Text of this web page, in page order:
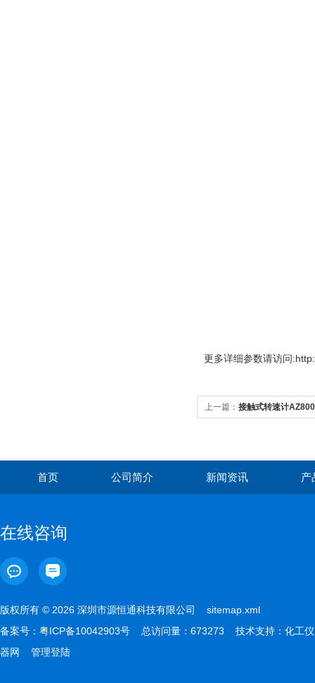
更多详细参数请访问
上一篇： 接触式转速计
首页 公司简介 新闻资讯 产
在线咨询
版权所有 © 2026 深圳市源恒通科技有限公司 sitemap.xml
备案号： 粤ICP备10042903号 总访问量：673273 技术支持： 化工仪
器网
管理登陆